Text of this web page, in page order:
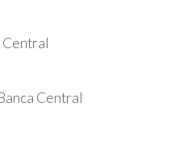
Central
Central